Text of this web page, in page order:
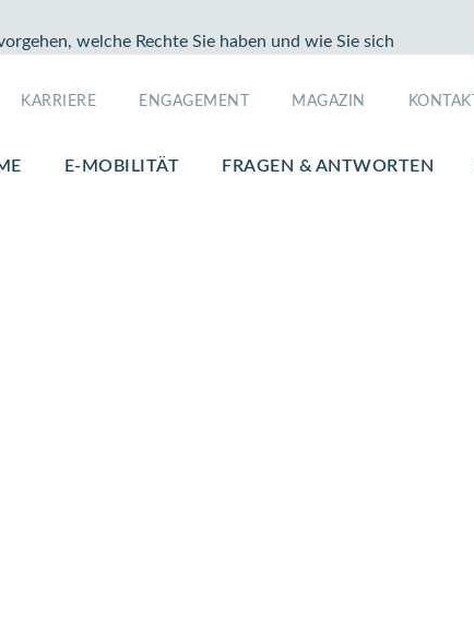
welche Rechte Sie haben und wie Sie sich
KARRIERE ENGAGEMENT MAGAZIN KONTAKT
E-MOBILITÄT FRAGEN & ANTWORTEN